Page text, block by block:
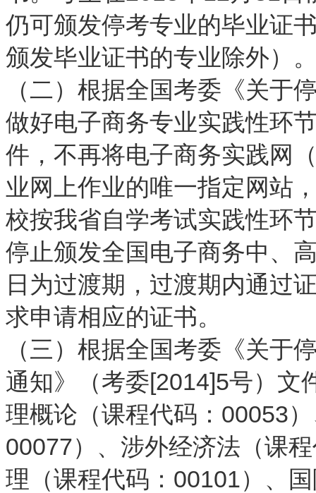
仍可颁发停考专业的毕业证
颁发毕业证书的专业除外）
（二）根据全国考委《关于
做好电子商务专业实践性环
件，不再将电子商务实践网
业网上作业的唯一指定网站
校按我省自学考试实践性环
停止颁发全国电子商务中、
日为过渡期，过渡期内通过
求申请相应的证书。
（三）根据全国考委《关于
通知》（考委[2014]5号）文
理概论（课程代码：00053
00077）、涉外经济法（课
理（课程代码：00101）、